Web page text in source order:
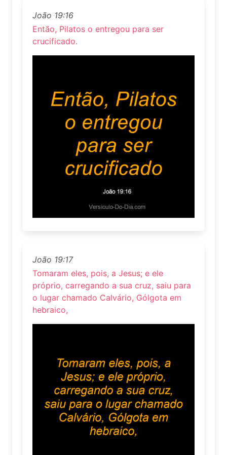
João 19:16
Então, Pilatos o entregou para ser
crucificado.
João 19:17
Tomaram eles, pois, a Jesus; e ele
próprio, carregando a sua cruz, saiu para
o lugar chamado Calvário, Gólgota em
hebraico,